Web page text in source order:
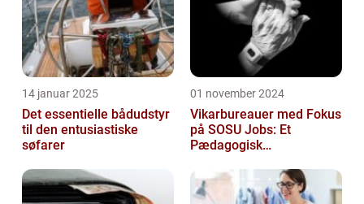
14 januar 2025
Det essentielle bådudstyr
til den entusiastiske
søfarer
01 november 2024
Vikarbureauer med Fokus
på SOSU Jobs: Et
Pædagogisk